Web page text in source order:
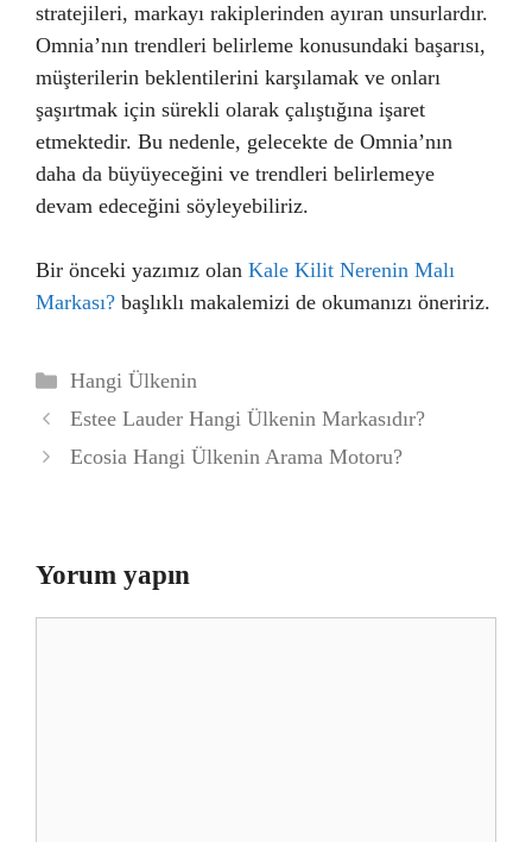
stratejileri, markayı rakiplerinden ayıran unsurlardır.
Omnia’nın trendleri belirleme konusundaki başarısı,
müşterilerin beklentilerini karşılamak ve onları
şaşırtmak için sürekli olarak çalıştığına işaret
etmektedir. Bu nedenle, gelecekte de Omnia’nın
daha da büyüyeceğini ve trendleri belirlemeye
devam edeceğini söyleyebiliriz.
Bir önceki yazımız olan Kale Kilit Nerenin Malı
Markası? başlıklı makalemizi de okumanızı öneririz.
Kategoriler
Hangi Ülkenin
Estee Lauder Hangi Ülkenin Markasıdır?
Ecosia Hangi Ülkenin Arama Motoru?
Yorum yapın